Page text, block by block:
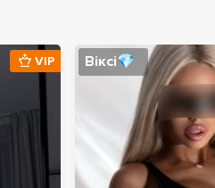
VIP Віксі💎